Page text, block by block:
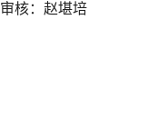
审核：赵堪培